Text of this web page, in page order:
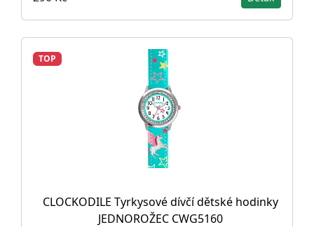
TOP
CLOCKODILE Tyrkysové dívčí dětské hodinky
JEDNOROŽEC CWG5160